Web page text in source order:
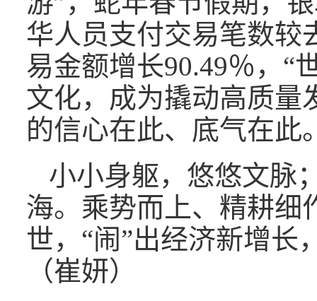
华人员支付交易笔数较
易金额增长90.49％，“
文化，成为撬动高质量
的信心在此、底气在此
小小身躯，悠悠文脉
海。乘势而上、精耕细
世，“闹”出经济新增长
（崔妍）